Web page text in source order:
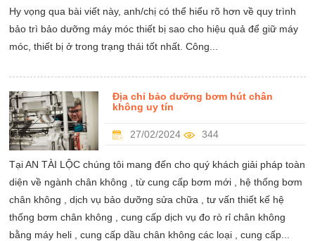
Hy vọng qua bài viết này, anh/chị có thể hiểu rõ hơn về quy trình
bảo trì bảo dưỡng máy móc thiết bị sao cho hiệu quả để giữ máy
móc, thiết bị ở trong trạng thái tốt nhất. Công...
Địa chỉ bảo dưỡng bơm hút chân
không uy tín
27/02/2024 344
Tại AN TÀI LỘC chúng tôi mang đến cho quý khách giải pháp toàn
diện về ngành chân không , từ cung cấp bơm mới , hệ thống bơm
chân không , dịch vụ bảo dưỡng sửa chữa , tư vấn thiết kế hệ
thống bơm chân không , cung cấp dịch vụ đo rò rỉ chân không
bằng máy heli , cung cấp dầu chân không các loại , cung cấp...